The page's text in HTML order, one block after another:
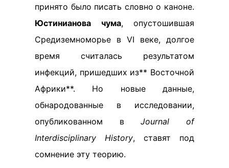
принято было писать словно о каноне.
Юстинианова чума, опустошившая
Средиземноморье в VI веке, долгое
время считалась результатом
инфекций, пришедших из** Восточной
Африки**. Но новые данные,
обнародованные в исследовании,
опубликованном вJournal of
Interdisciplinary History, ставят под
сомнение эту теорию.